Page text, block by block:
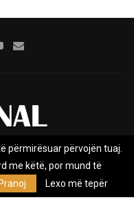
Marketing
Kontakt
e themeluar në vitin
përmirësuar përvojën tuaj.
me këtë, por mund të
Pranoj Lexo më tepër